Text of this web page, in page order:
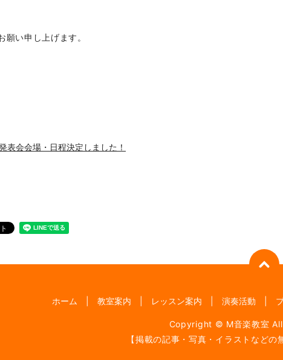
願い申し上げます。
会会場・日程決定しました！
ホーム 教室案内 レッスン案内 演奏活動
Copyright © M音楽教室
【掲載の記事・写真・イラストなどの